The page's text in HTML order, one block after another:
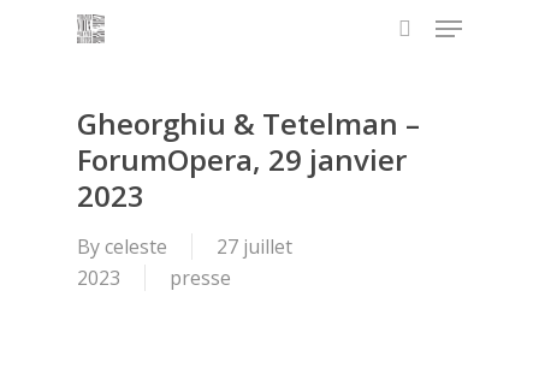
Menu
Gheorghiu & Tetelman –
ForumOpera, 29 janvier
2023
Byceleste
27 juillet
2023
presse